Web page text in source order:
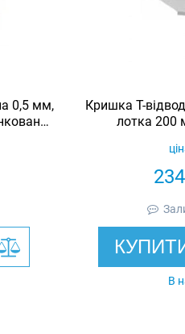
0,5 мм,
Кришка Т-
лотка 200
В